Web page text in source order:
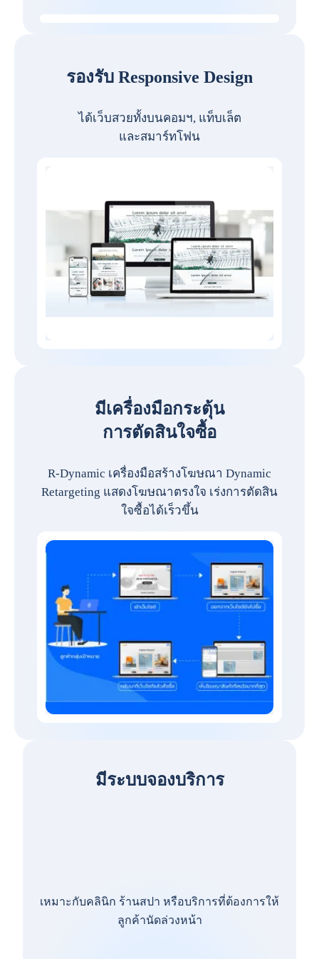
รองรับ Responsive Design
ได้เว็บสวยทั้งบนคอมฯ, แท็บเล็ต
และสมาร์ทโฟน
มีเครื่องมือกระตุ้น
การตัดสินใจซื้อ
R-Dynamic เครื่องมือสร้างโฆษณา Dynamic
Retargeting แสดงโฆษณาตรงใจ เร่งการตัดสิน
ใจซื้อได้เร็วขึ้น
มีระบบจองบริการ
เหมาะกับคลินิก ร้านสปา หรือบริการที่ต้องการให้
ลูกค้านัดล่วงหน้า